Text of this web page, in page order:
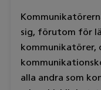
sig, förutom för
kommunikatörer,
alla andra som